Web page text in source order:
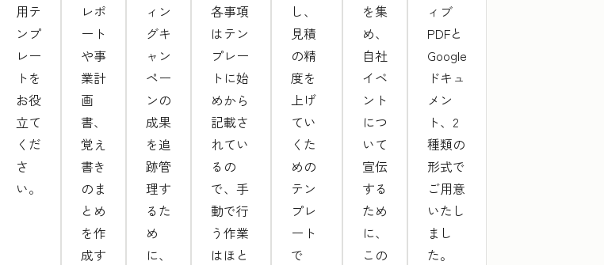
用テ
ンプ
レー
トを
お役
立て
くだ
さ
い。
レポ
ート
や事
業計
画
書、
覚え
書き
のま
とめ
を作
成す
ィン
グキ
ャン
ペー
ンの
成果
を追
跡管
理す
るた
め
に、
各事項
はテン
プレー
トに始
めから
記載さ
れてい
るの
で、手
動で行
う作業
はほと
し、
見積
の精
度を
上げ
てい
くた
めの
テン
プレ
ート
で
を集
め、
自社
イベ
ント
につ
いて
宣伝
する
ため
に、
この
ィブ
PDFと
Google
ドキュ
メン
ト、2
種類の
形式で
ご用意
いたし
まし
た。